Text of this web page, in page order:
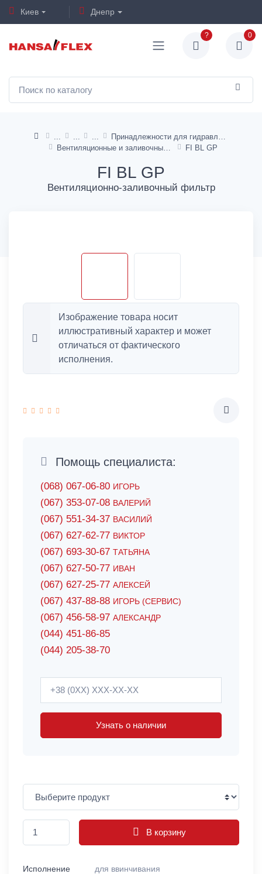
Киев Днепр
? 0
Вентиляционные и заливочные фильтры бака
FI BL GP
FI BL GP
Вентиляционно-заливочный фильтр
Изображение товара носит
иллюстративный характер и может
отличаться от фактического
исполнения.
Помощь специалиста:
(068) 067-06-80 ИГОРЬ
(067) 353-07-08 ВАЛЕРИЙ
(067) 551-34-37 ВАСИЛИЙ
(067) 627-62-77 ВИКТОР
(067) 693-30-67 ТАТЬЯНА
(067) 627-50-77 ИВАН
(067) 627-25-77 АЛЕКСЕЙ
(067) 437-88-88 ИГОРЬ (СЕРВИС)
(067) 456-58-97 АЛЕКСАНДР
(044) 451-86-85
(044) 205-38-70
Узнать о наличии
В корзину
Исполнение для ввинчивания